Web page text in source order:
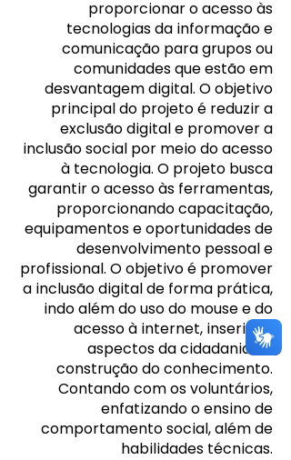
proporcionar o acesso às
tecnologias da informação e
comunicação para grupos ou
comunidades que estão em
desvantagem digital. O objetivo
principal do projeto é reduzir a
exclusão digital e promover a
inclusão social por meio do acesso
à tecnologia. O projeto busca
garantir o acesso às ferramentas,
proporcionando capacitação,
equipamentos e oportunidades de
desenvolvimento pessoal e
profissional. O objetivo é promover
a inclusão digital de forma prática,
indo além do uso do mouse e do
acesso à internet, inserindo
aspectos da cidadania na
construção do conhecimento.
Contando com os voluntários,
enfatizando o ensino de
comportamento social, além de
habilidades técnicas.